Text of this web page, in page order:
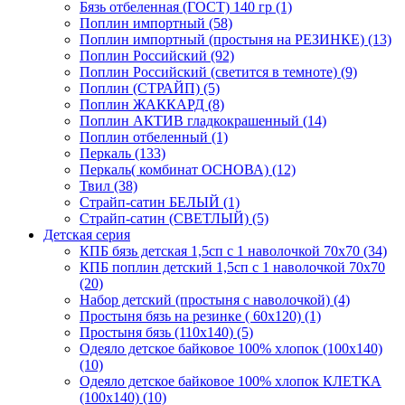
Бязь отбеленная (ГОСТ) 140 гр (1)
Поплин импортный (58)
Поплин импортный (простыня на РЕЗИНКЕ) (13)
Поплин Российский (92)
Поплин Российский (светится в темноте) (9)
Поплин (СТРАЙП) (5)
Поплин ЖАККАРД (8)
Поплин АКТИВ гладкокрашенный (14)
Поплин отбеленный (1)
Перкаль (133)
Перкаль( комбинат ОСНОВА) (12)
Твил (38)
Страйп-сатин БЕЛЫЙ (1)
Страйп-сатин (СВЕТЛЫЙ) (5)
Детская серия
КПБ бязь детская 1,5сп с 1 наволочкой 70х70 (34)
КПБ поплин детский 1,5сп с 1 наволочкой 70х70
(20)
Набор детский (простыня с наволочкой) (4)
Простыня бязь на резинке ( 60х120) (1)
Простыня бязь (110х140) (5)
Одеяло детское байковое 100% хлопок (100х140)
(10)
Одеяло детское байковое 100% хлопок КЛЕТКА
(100х140) (10)